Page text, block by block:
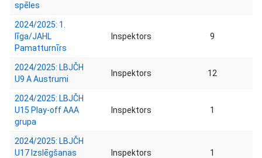
spēles
2024/2025: 1.
līga/JAHL
Pamatturnīrs
Inspektors 9
2024/2025: LBJČH
U9 A Austrumi
Inspektors 12
2024/2025: LBJČH
U15 Play-off AAA
grupa
Inspektors 1
2024/2025: LBJČH
U17 Izslēgšanas
Inspektors 1